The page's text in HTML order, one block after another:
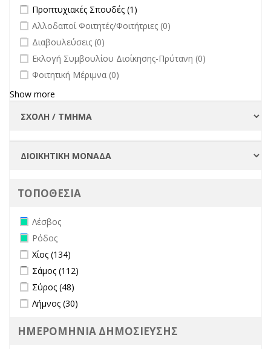
Apply Προπτυχιακές Σπουδές filter
Προπτυχιακές Σπουδές (1)
undefined
Αλλοδαποί Φοιτητές/Φοιτήτριες (0)
undefined
Διαβουλεύσεις (0)
undefined
Εκλογή Συμβουλίου Διοίκησης-Πρύτανη (0)
undefined
Φοιτητική Μέριμνα (0)
Show more
ΤΟΠΟΘΕΣΙΑ
Remove Λέσβος filter
Λέσβος
Remove Ρόδος filter
Ρόδος
Apply Χίος filter
Χίος (134)
Apply Σάμος filter
Σάμος (112)
Apply Σύρος filter
Σύρος (48)
Apply Λήμνος filter
Λήμνος (30)
ΗΜΕΡΟΜΗΝΙΑ ΔΗΜΟΣΙΕΥΣΗΣ